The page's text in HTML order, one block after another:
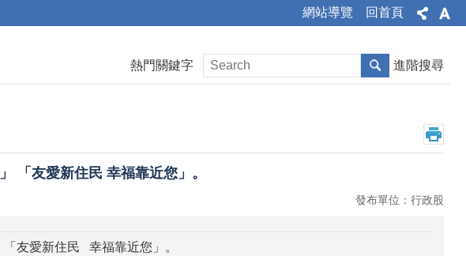
網站導覽 回首頁
熱門關鍵字 進階搜尋
「友愛新住民 幸福靠近您」。
發布單位：行政股
友愛新住民 幸福靠近您」。